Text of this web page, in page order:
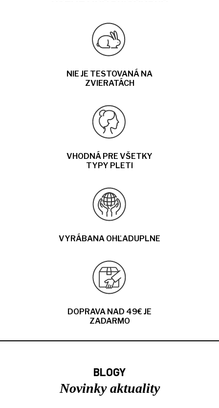
NIE JE TESTOVANÁ NA
ZVIERATÁCH
VHODNÁ PRE VŠETKY
TYPY PLETI
VYRÁBANA OHĽADUPLNE
DOPRAVA NAD 49€ JE
ZADARMO
BLOGY
Novinky aktuality